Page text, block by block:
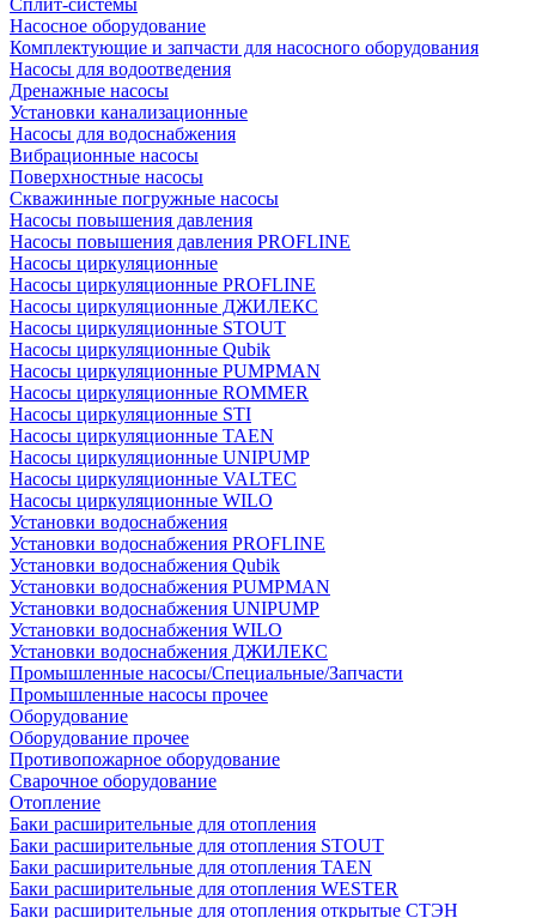
Сплит-системы
Насосное оборудование
Комплектующие и запчасти для насосного оборудования
Насосы для водоотведения
Дренажные насосы
Установки канализационные
Насосы для водоснабжения
Вибрационные насосы
Поверхностные насосы
Скважинные погружные насосы
Насосы повышения давления
Насосы повышения давления PROFLINE
Насосы циркуляционные
Насосы циркуляционные PROFLINE
Насосы циркуляционные ДЖИЛЕКС
Насосы циркуляционные STOUT
Насосы циркуляционные Qubik
Насосы циркуляционные PUMPMAN
Насосы циркуляционные ROMMER
Насосы циркуляционные STI
Насосы циркуляционные TAEN
Насосы циркуляционные UNIPUMP
Насосы циркуляционные VALTEC
Насосы циркуляционные WILO
Установки водоснабжения
Установки водоснабжения PROFLINE
Установки водоснабжения Qubik
Установки водоснабжения PUMPMAN
Установки водоснабжения UNIPUMP
Установки водоснабжения WILO
Установки водоснабжения ДЖИЛЕКС
Промышленные насосы/Специальные/Запчасти
Промышленные насосы прочее
Оборудование
Оборудование прочее
Противопожарное оборудование
Сварочное оборудование
Отопление
Баки расширительные для отопления
Баки расширительные для отопления STOUT
Баки расширительные для отопления TAEN
Баки расширительные для отопления WESTER
Баки расширительные для отопления открытые СТЭН